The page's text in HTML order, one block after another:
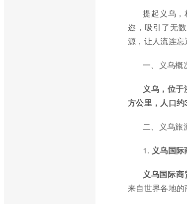
提起义乌，
迩，吸引了无
源，让人流连忘
一、义乌概
义乌，位
方公里，人口约
二、义乌旅
1. 义乌国
义乌国际
来自世界各地的